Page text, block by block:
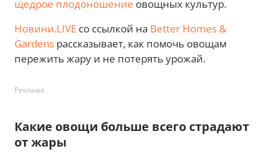
щедрое плодоношение овощных культур.
Новини.LIVE со ссылкой на Better Homes &
Gardens рассказывает, как помочь овощам
пережить жару и не потерять урожай.
Реклама
Какие овощи больше всего страдают
от жары